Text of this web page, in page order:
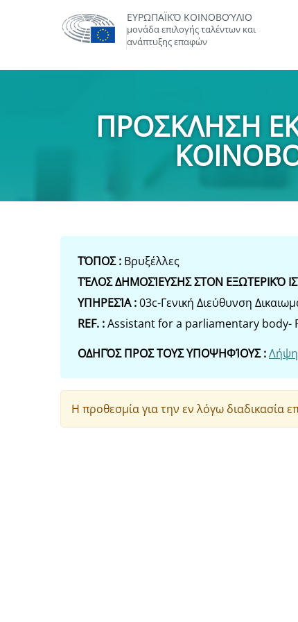
ΕΥΡΩΠΑΪΚΌ ΚΟΙΝΟΒΟΎΛΙΟ
μονάδα επιλογής ταλέντων και
ανάπτυξης επαφών
ΠΡΟΣΚΛΗΣΗ
ΤΌΠΟΣ : Βρυξέλλες
ΤΈΛΟΣ ΔΗΜΟΣΊΕΥΣΗΣ ΣΤΟΝ ΕΞΩΤΕΡΙΚΌ
ΥΠΗΡΕΣΊΑ :03c-Γενική Διεύθυνση
REF. :Assistant for a parliamentary body-
ΟΔΗΓΌΣ ΠΡΟΣ ΤΟΥΣ ΥΠΟΨΗΦΊΟΥΣ :
Η προθεσμία για την εν λόγω διαδικασία